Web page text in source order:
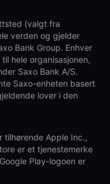
(valgt fra
verden og gjelder
Bank Group. Enhver
hele organisasjonen,
Saxo Bank A/S.
Saxo-enheten basert
lover i den
tilhørende Apple Inc.,
er et tjenestemerke
Play-logoen er